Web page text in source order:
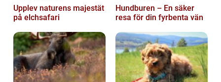
Upplev naturens majestät
på elchsafari
Hundburen – En säker
resa för din fyrbenta vän